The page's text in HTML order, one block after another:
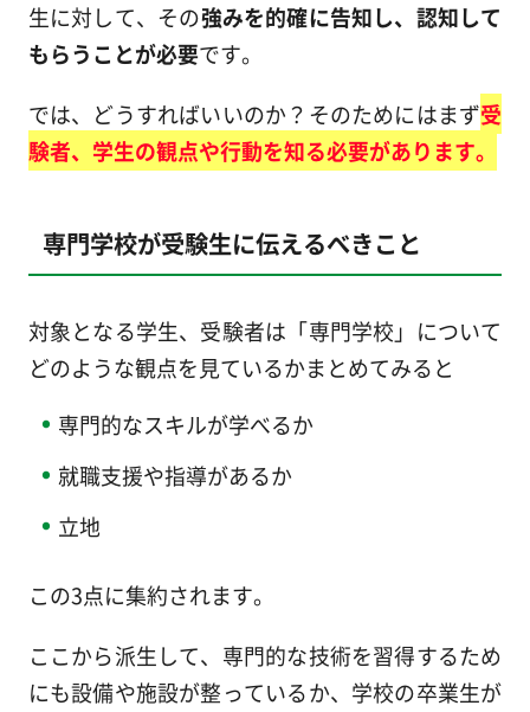
生に対して、その強みを的確に告知し、認知して
もらうことが必要です。
では、どうすればいいのか？そのためにはまず受
験者、学生の観点や行動を知る必要があります。
専門学校が受験生に伝えるべきこと
対象となる学生、受験者は「専門学校」について
どのような観点を見ているかまとめてみると
専門的なスキルが学べるか
就職支援や指導があるか
立地
この3点に集約されます。
ここから派生して、専門的な技術を習得するため
にも設備や施設が整っているか、学校の卒業生が